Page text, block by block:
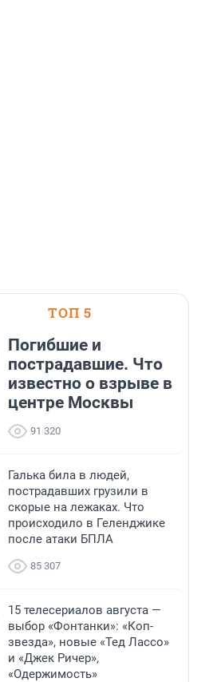
ТОП 5
Погибшие и
пострадавшие. Что
известно о взрыве в
центре Москвы
91 320
Галька била в людей,
пострадавших грузили в
скорые на лежаках. Что
происходило в Геленджике
после атаки БПЛА
85 307
15 телесериалов августа —
выбор «Фонтанки»: «Коп-
звезда», новые «Тед Лассо»
и «Джек Ричер»,
«Одержимость»